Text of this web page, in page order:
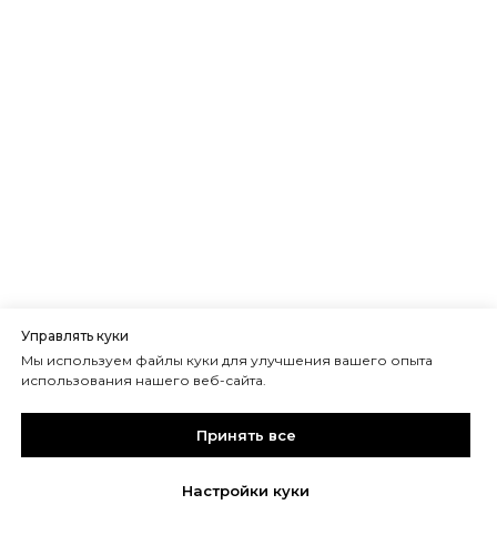
Управлять куки
Мы используем файлы куки для улучшения вашего опыта
использования нашего веб-сайта.
Принять все
Настройки куки